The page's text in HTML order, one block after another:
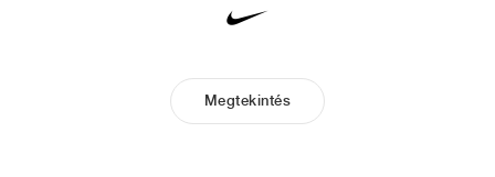
Megtekintés